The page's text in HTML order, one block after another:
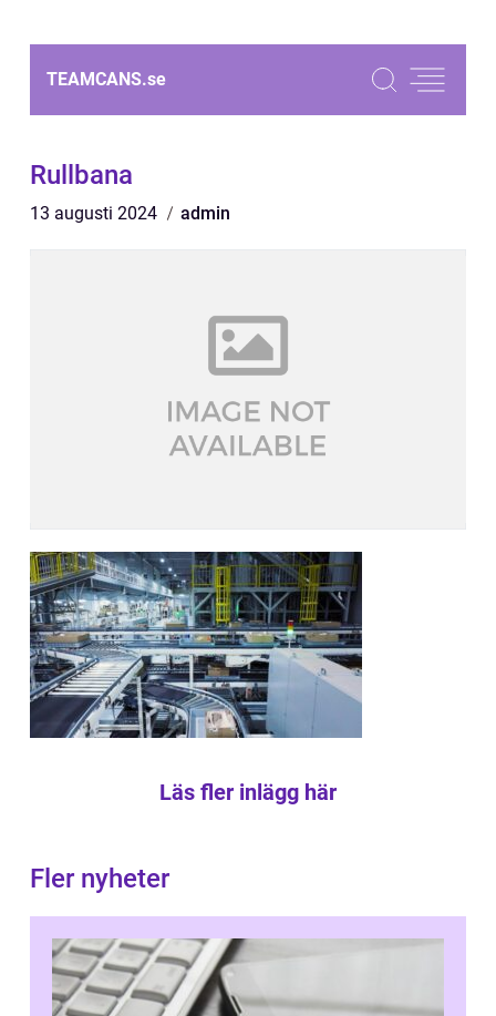
TEAMCANS.se
Rullbana
13 augusti 2024 admin
Läs fler inlägg här
Fler nyheter